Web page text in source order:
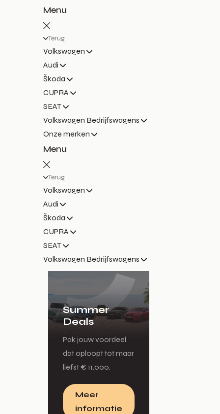
Menu
Terug
Volkswagen
Audi
Škoda
CUPRA
SEAT
Volkswagen Bedrijfswagens
Onze merken
Menu
Terug
Volkswagen
Audi
Škoda
CUPRA
SEAT
Volkswagen Bedrijfswagens
Summer
Deals
Pak jouw voordeel
dat oploopt tot maar
liefst € 11.000.
Meer
informatie